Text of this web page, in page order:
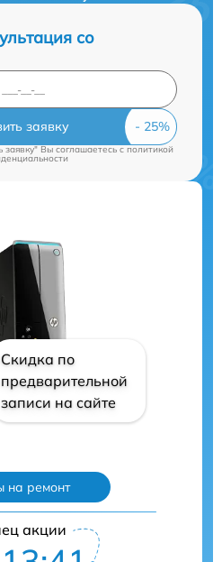
со
заявку
заявку" Вы соглашаетесь cполитикой
Скидка по
предварительной
записи на сайте
на ремонт
акции